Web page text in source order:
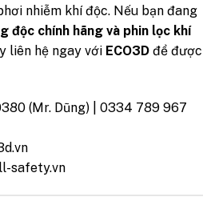
nhiễm khí độc. Nếu bạn đang
độc chính hãng và phin lọc khí
liên hệ ngay với ECO3D để được
(Mr. Dũng) | 0334 789 967
safety.vn